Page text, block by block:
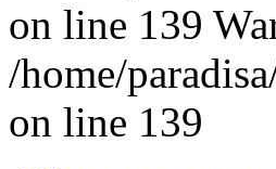
on line 139
/home/
on line 139